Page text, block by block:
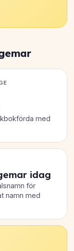
med
idag
för
namn med